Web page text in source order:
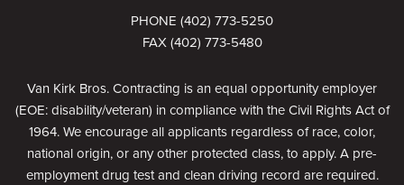
PHONE (402) 773-5250
FAX (402) 773-5480
Van Kirk Bros. Contracting is an equal opportunity employer
(EOE: disability/veteran) in compliance with the Civil Rights Act of
1964. We encourage all applicants regardless of race, color,
national origin, or any other protected class, to apply. A pre-
employment drug test and clean driving record are required.